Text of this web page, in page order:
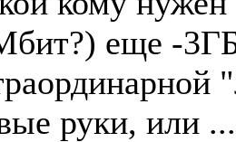
еще -
руки, или